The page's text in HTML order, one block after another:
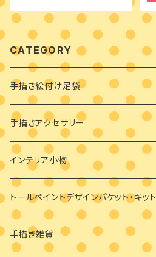
CATEGORY
手描き絵付け足袋
絵付け済み足袋
オーダーメイド絵付け足袋
手描きアクセサリー
ブローチ
バッグチャーム
耳飾り
インテリア小物
トールペイントデザインパケット・キット
素材付きキット
手描き雑貨